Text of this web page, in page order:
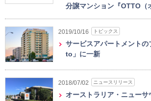
分譲マンション『OTTO（
2019/10/16 トピックス
サービスアパートメント
to」に一新
2018/07/02 ニュースリリース
オーストラリア・ニュー